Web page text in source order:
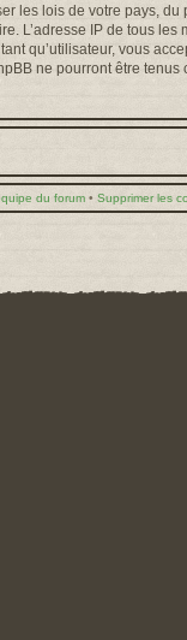
les lois de votre pays,
L’adresse IP de tous
qu’utilisateur, vous
ne pourront être
du forum • Supprimer les